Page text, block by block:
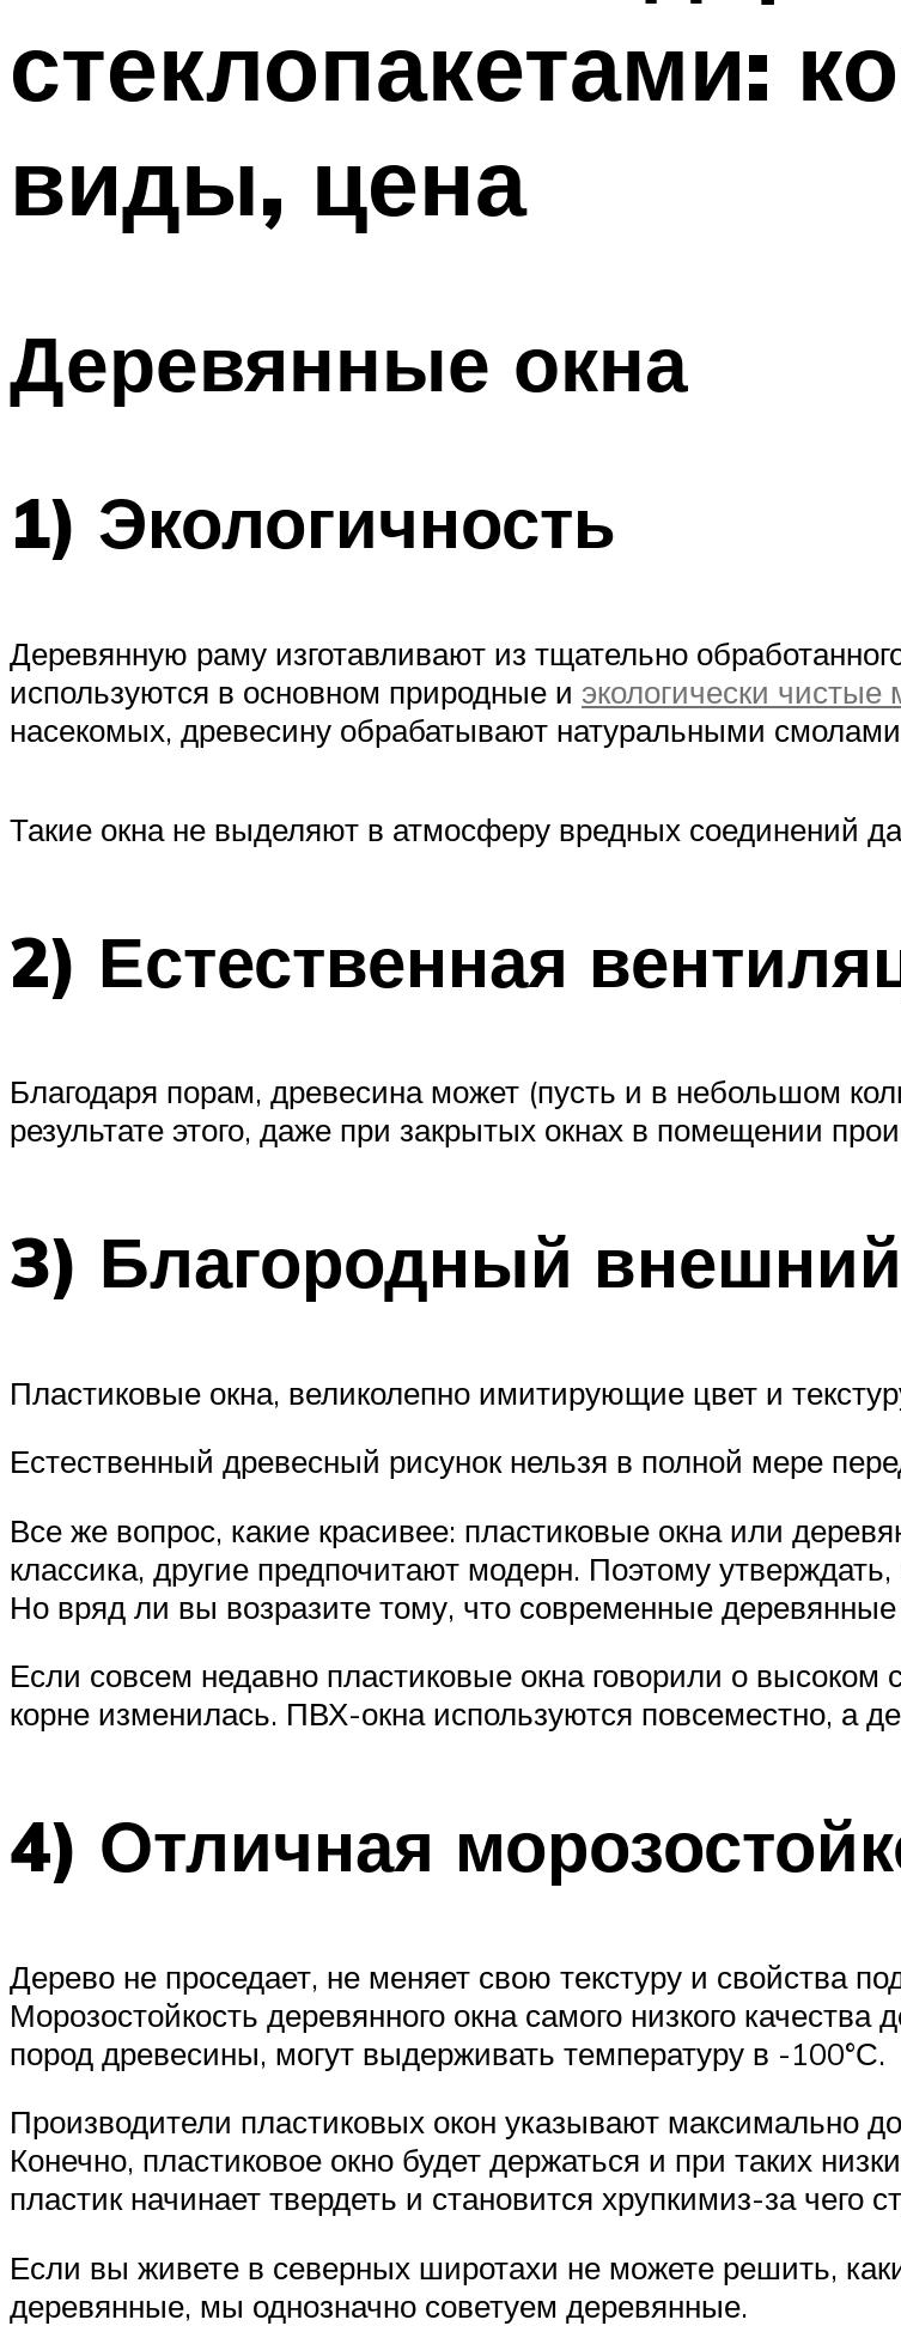
стеклопакетами:
виды, цена
Деревянные окна
1) Экологичность
Деревянную раму изготавливают из тщательно
используются в основном природные и экологически чистые
насекомых, древесину обрабатывают натуральными
Такие окна не выделяют в атмосферу вредных соединений
2) Естественная
Благодаря порам, древесина может (пусть и в небольшом
результате этого, даже при закрытых окнах в помещении
3) Благородный
Пластиковые окна, великолепно имитирующие цвет и
Естественный древесный рисунок нельзя в полной мере
Все же вопрос, какие красивее: пластиковые окна или
классика, другие предпочитают модерн. Поэтому
Но вряд ли вы возразите тому, что современные
Если совсем недавно пластиковые окна говорили о высоком
корне изменилась. ПВХ-окна используются повсеместно, а
4) Отличная
Дерево не проседает, не меняет свою текстуру и свойства
Морозостойкость деревянного окна самого низкого
пород древесины, могут выдерживать температуру в -100°С.
Производители пластиковых окон указывают максимально
Конечно, пластиковое окно будет держаться и при таких
пластик начинает твердеть и становится хрупкимиз-за чего
Если вы живете в северных широтахи не можете решить,
деревянные, мы однозначно советуем деревянные.